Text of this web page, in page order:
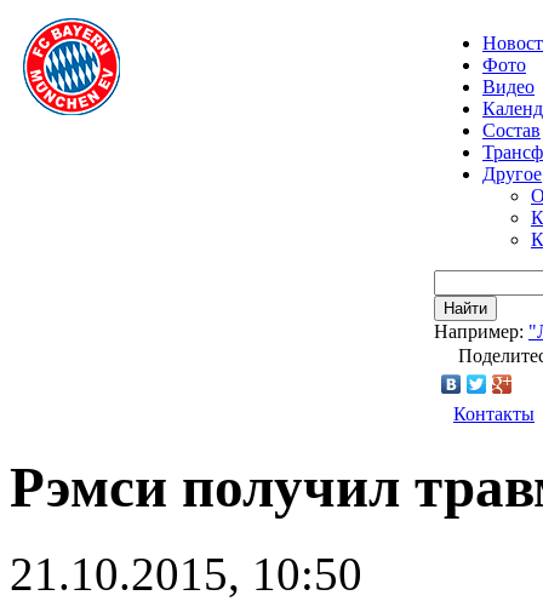
Фото
Видео
Состав
Другое
Найти
Например:
Контакты
Рэмси получил
21.10.2015, 10:50